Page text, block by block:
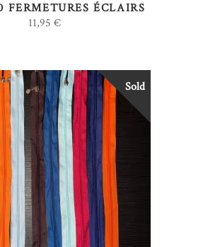
FERMETURES ÉCLAIRS
11,95 €
Sold
LIRE LA SUITE